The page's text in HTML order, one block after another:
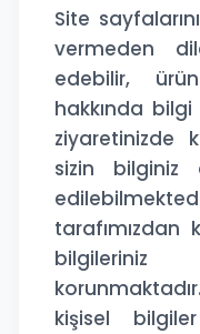
Site
vermeden
edebilir,
hakkında
ziyaretinizde
sizin bilginiz
tarafımızdan
bilgileriniz
kişisel